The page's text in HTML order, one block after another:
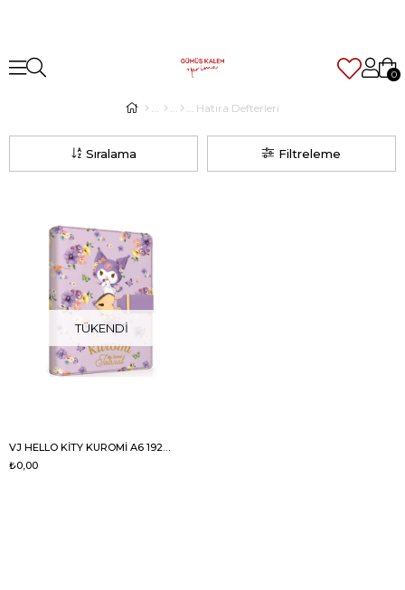
0
Hatıra Defterleri
Filtreleme
Sıralama
TÜKENDI
VJ HELLO KİTY KUROMİ A6 192YP.KİLİTLİ GÜNLÜK
₺0,00